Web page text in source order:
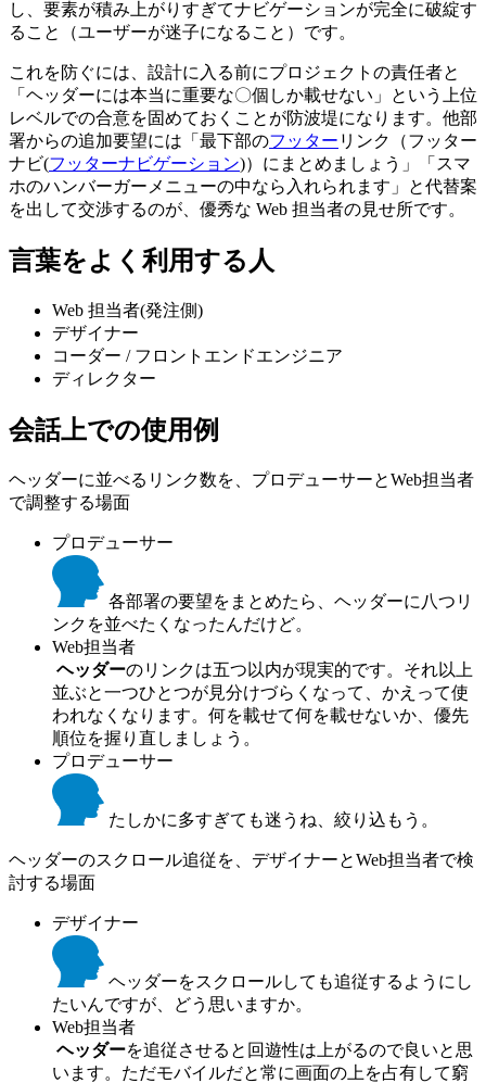
し、要素が積み上がりすぎてナビゲーションが完全に破綻す
ること（ユーザーが迷子になること）です。
これを防ぐには、設計に入る前にプロジェクトの責任者と
「ヘッダーには本当に重要な〇個しか載せない」という上位
レベルでの合意を固めておくことが防波堤になります。他部
署からの追加要望には「最下部のフッター リンク（フッター
ナビ(フッターナビゲーション)）にまとめましょう」「スマ
ホのハンバーガーメニューの中なら入れられます」と代替案
を出して交渉するのが、優秀な Web 担当者の見せ所です。
言葉をよく利用する人
Web 担当者(発注側)
デザイナー
コーダー / フロントエンドエンジニア
ディレクター
会話上での使用例
ヘッダーに並べるリンク数を、プロデューサーとWeb担当者
で調整する場面
プロデューサー
各部署の要望をまとめたら、ヘッダーに八つリ
ンクを並べたくなったんだけど。
Web担当者
ヘッダーのリンクは五つ以内が現実的です。それ以上
並ぶと一つひとつが見分けづらくなって、かえって使
われなくなります。何を載せて何を載せないか、優先
順位を握り直しましょう。
プロデューサー
たしかに多すぎても迷うね、絞り込もう。
ヘッダーのスクロール追従を、デザイナーとWeb担当者で検
討する場面
デザイナー
ヘッダーをスクロールしても追従するようにし
たいんですが、どう思いますか。
Web担当者
ヘッダーを追従させると回遊性は上がるので良いと思
います。ただモバイルだと常に画面の上を占有して窮